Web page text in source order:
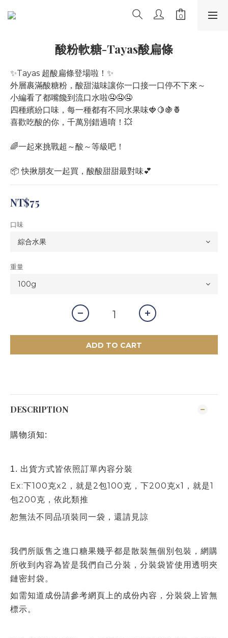
酸粉軟糖-Tayas酸扁條
✨Tayas 超酸扁條登場啦！✨
外層裹滿酸糖粉，酸甜滋味讓你一口接一口停不下來～
小編看了都嘴饞到流口水啦🤤🤤🤤
四種繽紛口味，每一種都有不同水果味🍓🍋🍇🍍
喜歡吃酸的你，千萬別錯過唷！💥
🌈一起來挑戰超～酸～等級吧！
📦 快揪朋友一起買，酸酸甜甜最對味💕
NT$75
口味
重量
ADD TO CART
DESCRIPTION
購物須知:
1. 出貨方式皆依照訂單內容分裝
Ex:下100克x2，就是2包100克，下200克x1，就是1
包200克，依此類推
恕無法不同品項裝同一袋，還請見諒
我們所販售之進口糖果幾乎都是散裝無個別包裝，網購
所收到內容為皆是我們自己分裝，分裝袋皆使用透明夾
鏈密封袋。
如需知道成份請參考網頁上的成份內容，分裝袋上皆無
標示。